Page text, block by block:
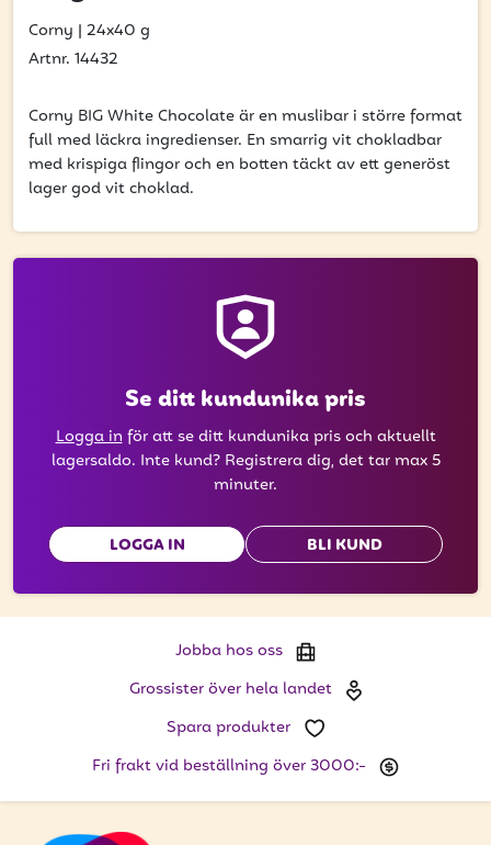
Ange din e-postadress nedan för att ta del av våra
nyheter och erbjudanden.
E-postadress
PRENUMERERA
Corny | 24x40 g
Artnr. 14432
Corny BIG White Chocolate är en muslibar i större format
full med läckra ingredienser. En smarrig vit chokladbar
med krispiga flingor och en botten täckt av ett generöst
lager god vit choklad.
Se ditt kundunika pris
Logga inför att se ditt kundunika pris och aktuellt
lagersaldo. Inte kund? Registrera dig, det tar max 5
minuter.
LOGGA IN BLI KUND
Jobba hos oss
Grossister över hela landet
Spara produkter
Fri frakt vid beställning över 3000:-